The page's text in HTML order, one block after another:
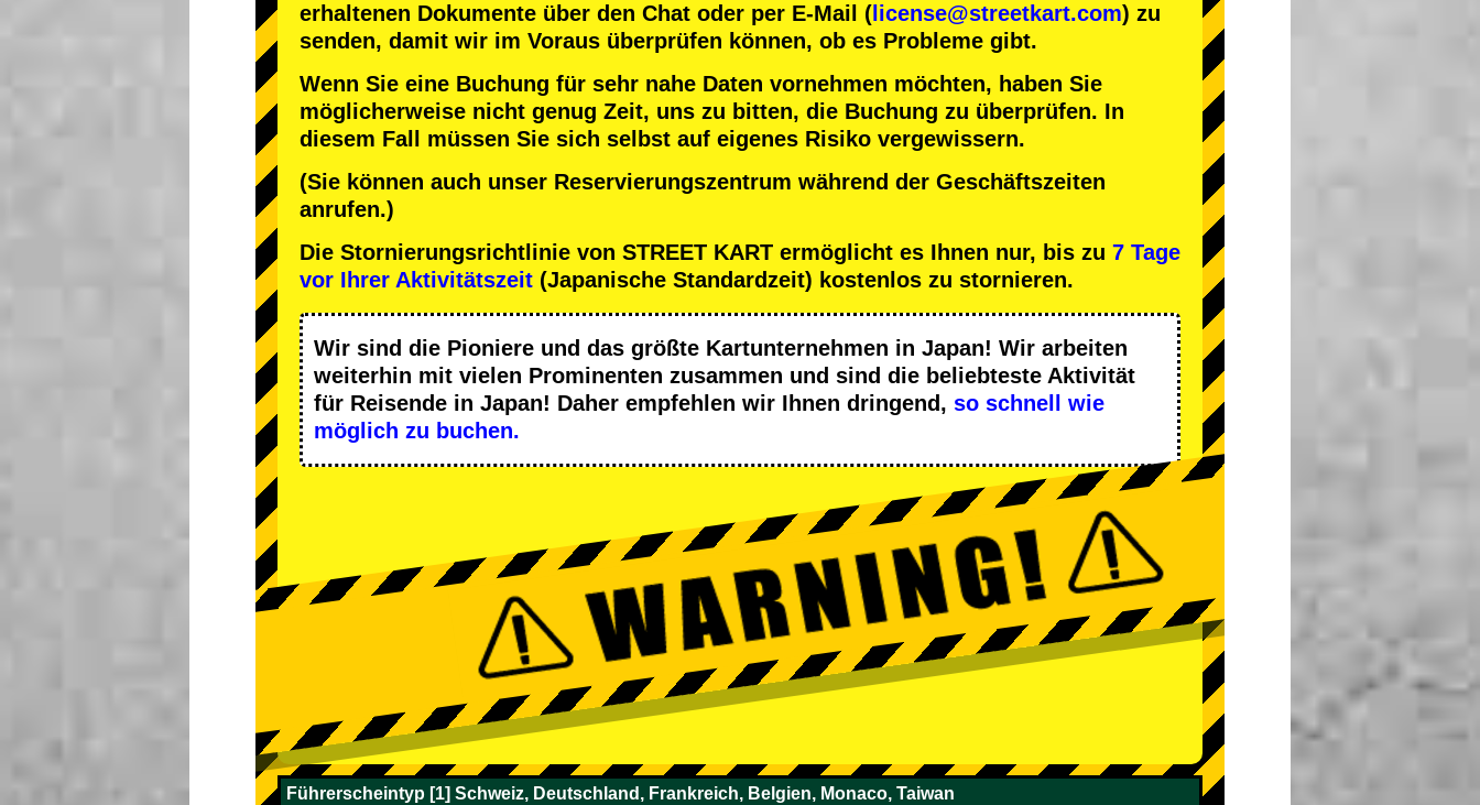
erhaltenen Dokumente über den Chat oder per E-Mail ( license@streetkart.com) zu
senden, damit wir im Voraus überprüfen können, ob es Probleme gibt.
Wenn Sie eine Buchung für sehr nahe Daten vornehmen möchten, haben Sie
möglicherweise nicht genug Zeit, uns zu bitten, die Buchung zu überprüfen. In
diesem Fall müssen Sie sich selbst auf eigenes Risiko vergewissern.
(Sie können auch unser Reservierungszentrum während der Geschäftszeiten
anrufen.)
Die Stornierungsrichtlinie von STREET KART ermöglicht es Ihnen nur, bis zu 7 Tage
vor Ihrer Aktivitätszeit (Japanische Standardzeit) kostenlos zu stornieren.
Wir sind die Pioniere und das größte Kartunternehmen in Japan! Wir arbeiten
weiterhin mit vielen Prominenten zusammen und sind die beliebteste Aktivität
für Reisende in Japan! Daher empfehlen wir Ihnen dringend, so schnell wie
möglich zu buchen.
Führerscheintyp [1] Schweiz, Deutschland, Frankreich, Belgien, Monaco, Taiwan